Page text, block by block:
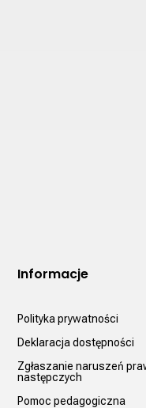
Informacje
Polityka prywatności
Deklaracja dostępności
Zgłaszanie naruszeń
następczych
Pomoc pedagogiczna